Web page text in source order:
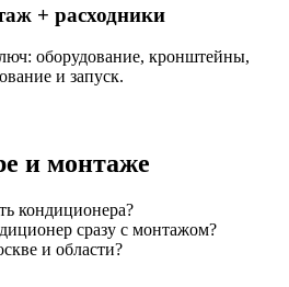
+ расходники
оборудование, кронштейны,
и запуск.
и монтаже
кондиционера?
сразу с монтажом?
и области?